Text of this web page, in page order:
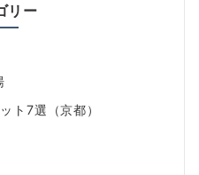
リー
ト7選（京都）